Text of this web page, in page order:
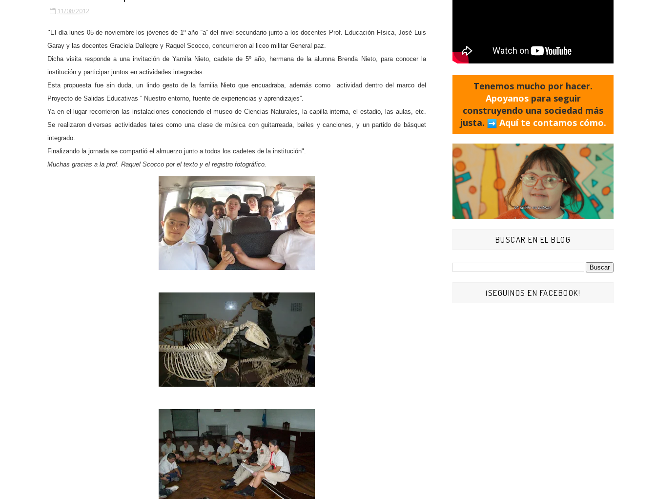
11/08/2012
" El día lunes 05 de noviembre los jóvenes de 1º año “a” del nivel secundario junto a los docentes Prof. Educación Física, José Luis
Garay y las docentes Graciela Dallegre y Raquel Scocco, concurrieron al liceo militar General paz.
Dicha visita responde a una invitación de Yamila Nieto, cadete de 5º año, hermana de la alumna Brenda Nieto, para conocer la
institución y participar juntos en actividades integradas.
Esta propuesta fue sin duda, un lindo gesto de la familia Nieto que encuadraba, además como
actividad dentro del marco del
Proyecto de Salidas Educativas “ Nuestro entorno, fuente de experiencias y aprendizajes”.
Ya en el lugar recorrieron las instalaciones conociendo el museo de Ciencias Naturales, la capilla interna, el estadio, las aulas, etc.
Se realizaron diversas actividades tales como una clase de música con guitarreada, bailes y canciones, y un partido de básquet
integrado.
Finalizando la jornada se compartió el almuerzo junto a todos los cadetes de la institución".
Muchas gracias a la prof. Raquel Scocco por el texto y el registro fotográfico.
Tenemos mucho por hacer.
Apoyanos para seguir
construyendo una sociedad más
justa.
Aquí te contamos cómo.
BUSCAR EN EL BLOG
¡SEGUINOS EN FACEBOOK!